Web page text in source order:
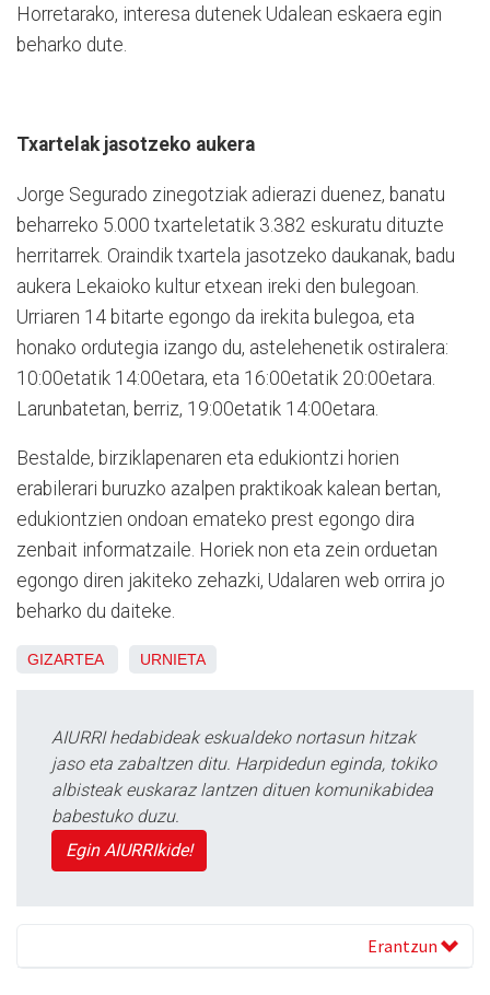
Horretarako, interesa dutenek Udalean eskaera egin
beharko dute.
Txartelak jasotzeko aukera
Jorge Segurado zinegotziak adierazi duenez, banatu
beharreko 5.000 txarteletatik 3.382 eskuratu dituzte
herritarrek. Oraindik txartela jasotzeko daukanak, badu
aukera Lekaioko kultur etxean ireki den bulegoan.
Urriaren 14 bitarte egongo da irekita bulegoa, eta
honako ordutegia izango du, astelehenetik ostiralera:
10:00etatik 14:00etara, eta 16:00etatik 20:00etara.
Larunbatetan, berriz, 19:00etatik 14:00etara.
Bestalde, birziklapenaren eta edukiontzi horien
erabilerari buruzko azalpen praktikoak kalean bertan,
edukiontzien ondoan emateko prest egongo dira
zenbait informatzaile. Horiek non eta zein orduetan
egongo diren jakiteko zehazki, Udalaren web orrira jo
beharko du daiteke.
GIZARTEA URNIETA
AIURRI hedabideak eskualdeko nortasun hitzak
jaso eta zabaltzen ditu. Harpidedun eginda, tokiko
albisteak euskaraz lantzen dituen komunikabidea
babestuko duzu.
Egin AIURRIkide!
Erantzun